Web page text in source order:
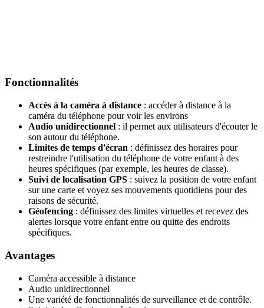
Fonctionnalités
Accès à la caméra à distance : accéder à distance à la
caméra du téléphone pour voir les environs
Audio unidirectionnel : il permet aux utilisateurs d'écouter le
son autour du téléphone.
Limites de temps d'écran : définissez des horaires pour
restreindre l'utilisation du téléphone de votre enfant à des
heures spécifiques (par exemple, les heures de classe).
Suivi de localisation GPS : suivez la position de votre enfant
sur une carte et voyez ses mouvements quotidiens pour des
raisons de sécurité.
Géofencing : définissez des limites virtuelles et recevez des
alertes lorsque votre enfant entre ou quitte des endroits
spécifiques.
Avantages
Caméra accessible à distance
Audio unidirectionnel
Une variété de fonctionnalités de surveillance et de contrôle.